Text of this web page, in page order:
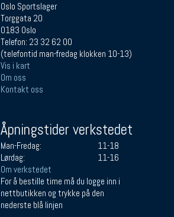
Oslo Sportslager
Torggata 20
0183 Oslo
Telefon: 23 32 62 00
(telefontid man-fredag klokken 10-13)
Vis i kart
Om oss
Kontakt oss
Åpningstider verkstedet
Man-Fredag:
11-18
Lørdag:
11-16
Om verkstedet
For å bestille time må du logge inn i
nettbutikken og trykke på den
nederste blå linjen